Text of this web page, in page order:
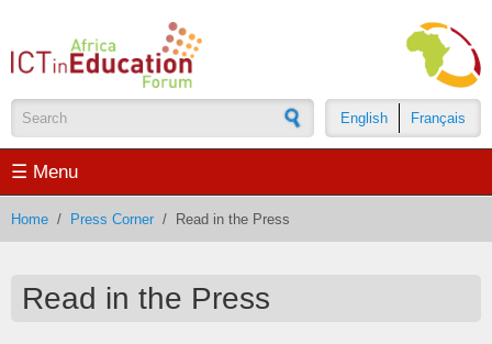
Français
English
Search form
☰ Menu
Home / Press Corner / Read in the Press
Read in the Press